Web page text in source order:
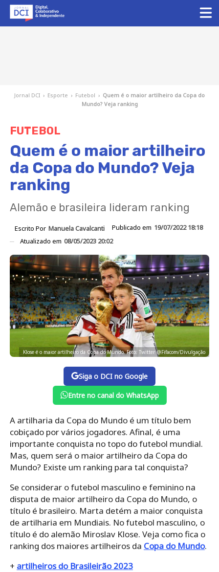
Jornal DCI › Esporte › Futebol › Quem é o maior artilheiro da Copa do
Mundo? Veja ranking
FUTEBOL
Quem é o maior artilheiro
da Copa do Mundo? Veja
ranking
Alemão e brasileira lideram ranking
Escrito Por Manuela Cavalcanti Publicado em 19/07/2022 18:18
Atualizado em 08/05/2023 20:02
Klose é o maior artilheiro da Copa do Mundo. Foto: Twitter @Fifacom/Divulgação
Siga o DCI no Google
Entre no canal do WhatsApp
A artilharia da Copa do Mundo é um título bem
cobiçado por vários jogadores. Afinal, é uma
importante conquista no topo do futebol mundial.
Mas, quem será o maior artilheiro da Copa do
Mundo? Existe um ranking para tal conquista?
Se considerar o futebol masculino e feminino na
disputa de maior artilheiro da Copa do Mundo, o
título é brasileiro. Marta detém a maior conquista
de artilharia em Mundiais. No futebol masculino, o
título é do alemão Miroslav Klose. Veja como fica o
ranking dos maiores artilheiros da Copa do Mundo.
+ artilheiros do Brasileirão 2023